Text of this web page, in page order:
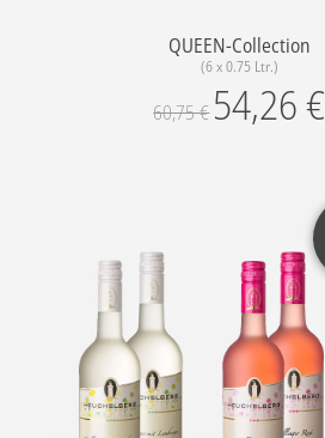
QUEEN-Collection
(6 x 0.75 Ltr.)
60,75€ 54,26 €